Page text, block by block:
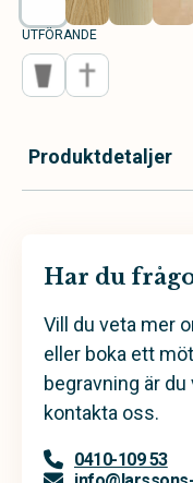
UTFÖRANDE
Produktdetaljer
Har du
Vill du veta mer
eller boka ett
begravning är
kontakta oss.
0410-109 53